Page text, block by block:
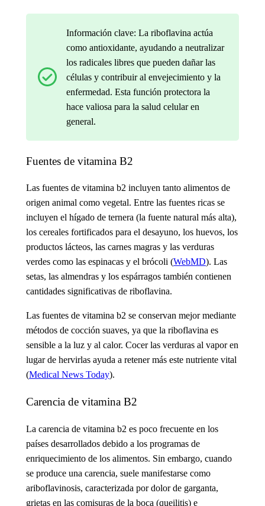
Información clave: La riboflavina actúa
como antioxidante, ayudando a neutralizar
los radicales libres que pueden dañar las
células y contribuir al envejecimiento y la
enfermedad. Esta función protectora la
hace valiosa para la salud celular en
general.
Fuentes de vitamina B2
Las fuentes de vitamina b2 incluyen tanto alimentos de
origen animal como vegetal. Entre las fuentes ricas se
incluyen el hígado de ternera (la fuente natural más alta),
los cereales fortificados para el desayuno, los huevos, los
productos lácteos, las carnes magras y las verduras
verdes como las espinacas y el brócoli (WebMD). Las
setas, las almendras y los espárragos también contienen
cantidades significativas de riboflavina.
Las fuentes de vitamina b2 se conservan mejor mediante
métodos de cocción suaves, ya que la riboflavina es
sensible a la luz y al calor. Cocer las verduras al vapor en
lugar de hervirlas ayuda a retener más este nutriente vital
(Medical News Today).
Carencia de vitamina B2
La carencia de vitamina b2 es poco frecuente en los
países desarrollados debido a los programas de
enriquecimiento de los alimentos. Sin embargo, cuando
se produce una carencia, suele manifestarse como
ariboflavinosis, caracterizada por dolor de garganta,
grietas en las comisuras de la boca (queilitis) e